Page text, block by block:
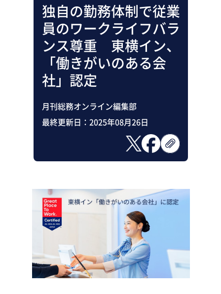
独自の勤務体制で従業
員のワークライフバラ
ンス尊重 東横イン、
「働きがいのある会
社」認定
月刊総務オンライン編集部
最終更新日： 2025年08月26日